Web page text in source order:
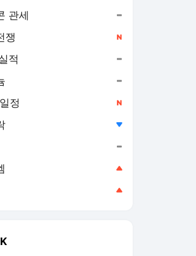
관세
쟁
적
정